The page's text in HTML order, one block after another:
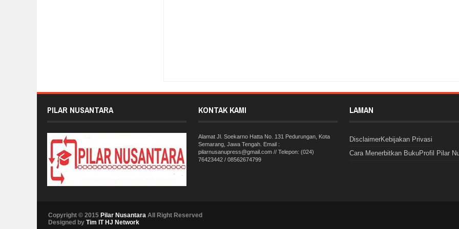
PILAR NUSANTARA KONTAK KAMI
Alamat Jl. Soekarno Hatta No. 131 Pedurungan, Kota
Semarang, Jawa Tengah. Email :
pilarnusanupress@gmail.com // Telepon: (024)
76423442 / 08562674799
LAMAN
DisclaimerKebijakan Privasi
Cara Menerbitkan BukuProfil Pilar
Copyright © 2015 Pilar Nusantara All Right Reserved
Designed by Tim IT HJ Network